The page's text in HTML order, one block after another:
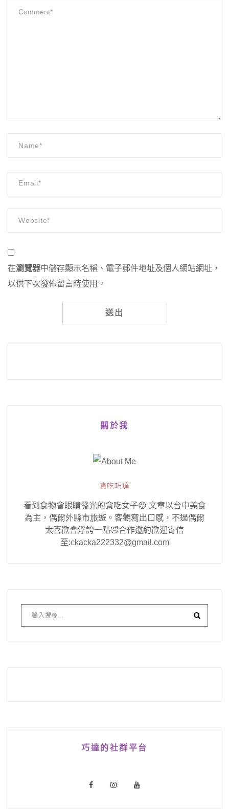
在瀏覽器中儲存顯示名稱、電子郵件地址及個人網站網址，
以供下次發佈留言時使用。
關於我
貪吃巧達
看到食物會眼睛發光的貪吃女子😍 文章以台中美食
為主，偶爾外縣市旅遊。客觀寫出口感，不過偶爾
太喜歡會浮誇一點🤣合作邀約歡迎寄信
至:ckacka222332@gmail.com
巧達的社群平台